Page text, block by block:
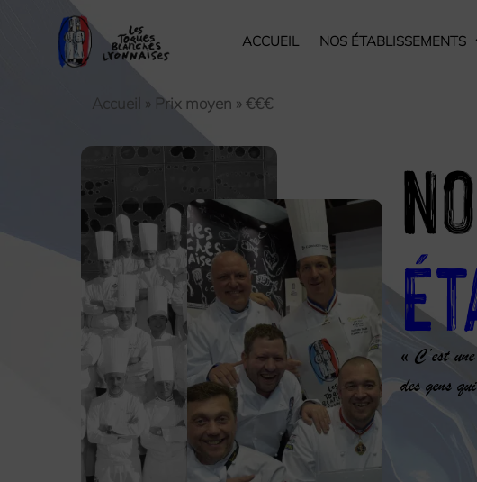
ACCUEIL NOS ÉTABLISSEMENTS
Accueil » Prix moyen »€€€
« C’est
des gens